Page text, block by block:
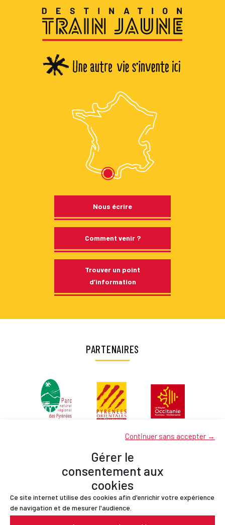
Gérer le
consentement aux
cookies
Ce site internet utilise des cookies afin d'enrichir votre expérience
de navigation et de mesurer l'audience.
Continuer sans accepter →
Nous écrire
Comment venir ?
Trouver un point
d’information
PARTENAIRES
Partenaires
Contact